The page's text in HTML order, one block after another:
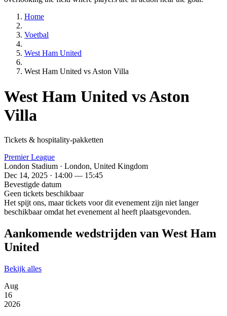
Home
Voetbal
West Ham United
West Ham United vs Aston Villa
West Ham United vs Aston
Villa
Tickets & hospitality-pakketten
Premier League
London Stadium · London, United Kingdom
Dec 14, 2025 · 14:00 — 15:45
Bevestigde datum
Geen tickets beschikbaar
Het spijt ons, maar tickets voor dit evenement zijn niet langer
beschikbaar omdat het evenement al heeft plaatsgevonden.
Aankomende wedstrijden van West Ham
United
Bekijk alles
Aug
16
2026